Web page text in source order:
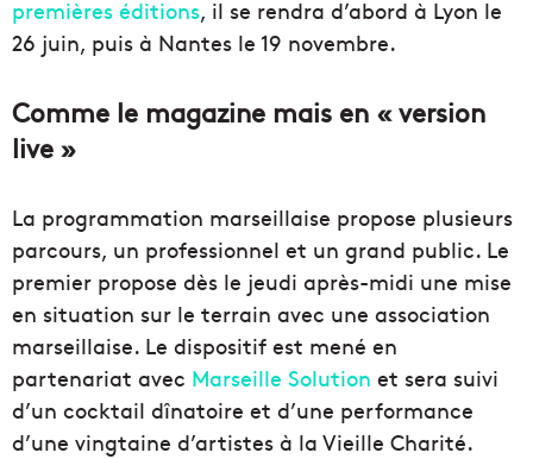
premières éditions, il se rendra d’abord à Lyon le
26 juin, puis à Nantes le 19 novembre.
Comme le magazine mais en « version
live »
La programmation marseillaise propose plusieurs
parcours, un professionnel et un grand public. Le
premier propose dès le jeudi après-midi une mise
en situation sur le terrain avec une association
marseillaise. Le dispositif est mené en
partenariat avec Marseille Solution et sera suivi
d’un cocktail dînatoire et d’une performance
d’une vingtaine d’artistes à la Vieille Charité.